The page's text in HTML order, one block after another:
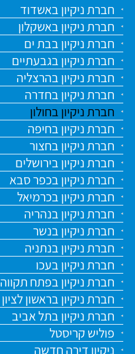
חברת ניקיון באשדוד
חברת ניקיון באשקלון
חברת ניקיון בבת ים
חברת ניקיון בגבעתיים
חברת ניקיון בהרצליה
חברת ניקיון בחדרה
חברת ניקיון בחולון
חברת ניקיון בחיפה
חברת ניקיון בחצור
חברת ניקיון בירושלים
חברת ניקיון בכפר סבא
חברת ניקיון בכרמיאל
חברת ניקיון בנהריה
חברת ניקיון בנשר
חברת ניקיון בנתניה
חברת ניקיון בעכו
חברת ניקיון בפתח תקווה
חברת ניקיון בראשון לציון
חברת ניקיון בתל אביב
פוליש קריסטל
ניקיון דירה חדשה